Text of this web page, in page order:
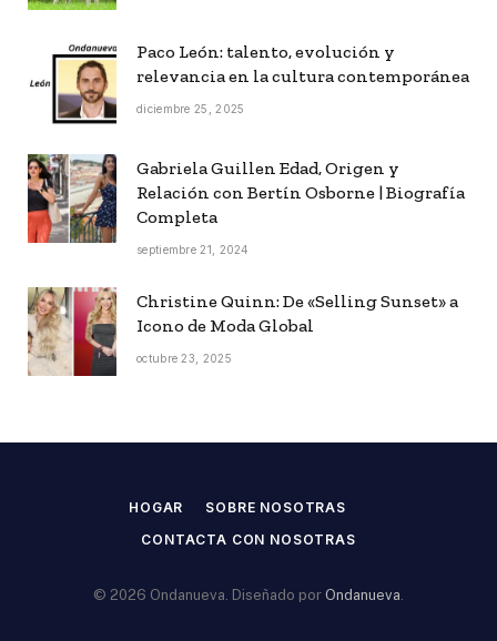
Paco León: talento, evolución y
relevancia en la cultura contemporánea
diciembre 25, 2025
Gabriela Guillen Edad, Origen y
Relación con Bertín Osborne | Biografía
Completa
septiembre 21, 2024
Christine Quinn: De «Selling Sunset» a
Icono de Moda Global
octubre 23, 2025
HOGAR
SOBRE NOSOTRAS
CONTACTA CON NOSOTRAS
© 2026 Ondanueva. Diseñado por Ondanueva